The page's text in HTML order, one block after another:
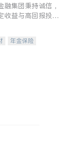
融集团秉持诚信，
收益与高回报投资
客户实现目标
年金保险